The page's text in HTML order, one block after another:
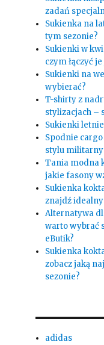
zadań
Sukienka na
tym sezonie?
Sukienki w
czym łączyć
Sukienki na
wybierać?
T-shirty z
stylizacjach –
Sukienki
Spodnie
stylu
Tania modna
jakie fasony
Sukienka
znajdź
Alternatywa
warto wybrać
eButik?
Sukienka
zobacz jaką
sezonie?
adidas